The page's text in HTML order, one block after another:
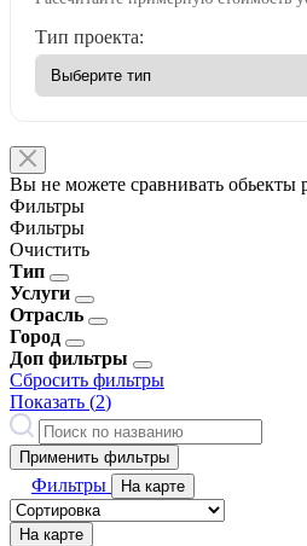
Тип проекта:
Вы не можете сравнивать обьекты
Фильтры
Фильтры
Очистить
Тип
Услуги
Отрасль
Город
Доп фильтры
Сбросить фильтры
Показать (2)
Применить фильтры
Фильтры На карте
На карте